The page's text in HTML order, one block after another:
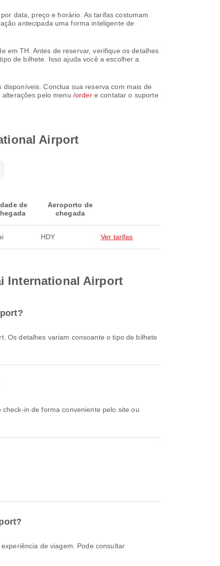
data, preço e horário. As tarifas costumam
antecipada uma forma inteligente de
em TH. Antes de reservar, verifique os detalhes
de bilhete. Isso ajuda você a escolher a
Conclua sua reserva com mais de
pelo menu /ordere contatar o suporte
Airport
de
Aeroporto de
chegada
HDY Ver tarifas
International Airport